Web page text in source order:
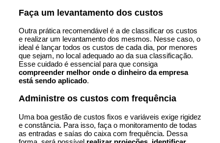
Faça um levantamento dos custos
Outra prática recomendável é a de classificar os custos
e realizar um levantamento dos mesmos. Nesse caso, o
ideal é lançar todos os custos de cada dia, por menores
que sejam, no local adequado ao da sua classificação.
Esse cuidado é essencial para que consiga
compreender melhor onde o dinheiro da empresa
está sendo aplicado.
Administre os custos com frequência
Uma boa gestão de custos fixos e variáveis exige rigidez
e constância. Para isso, faça o monitoramento de todas
as entradas e saías do caixa com frequência. Dessa